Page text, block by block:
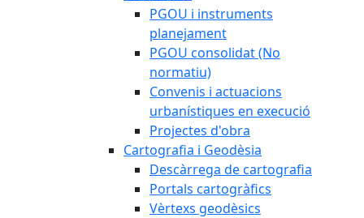
PGOU i instruments
planejament
PGOU consolidat (No
normatiu)
Convenis i actuacions
urbanístiques en execució
Projectes d'obra
Cartografia i Geodèsia
Descàrrega de cartografia
Portals cartogràfics
Vèrtexs geodèsics